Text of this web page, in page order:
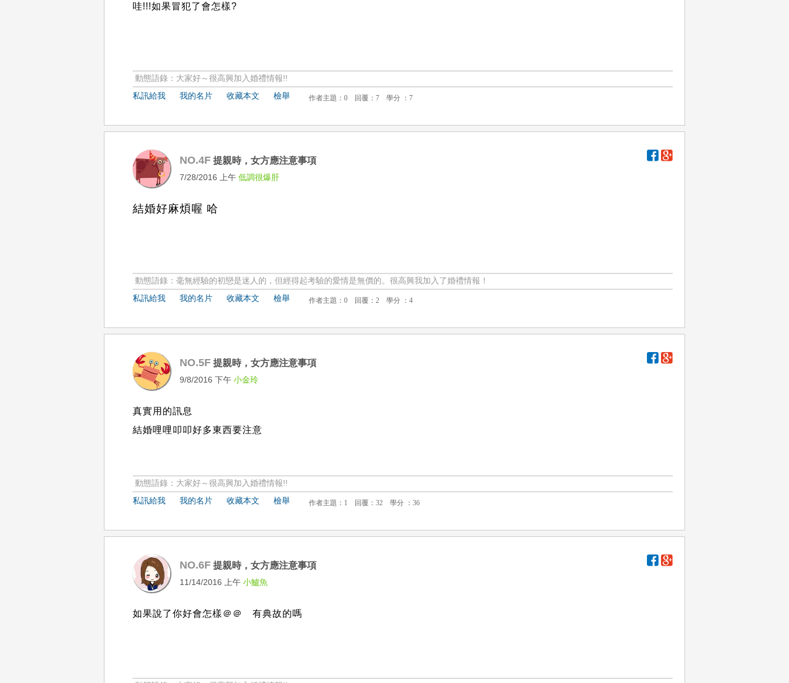
哇!!!如果冒犯了會怎樣?
動態語錄：大家好～很高興加入婚禮情報!!
私訊給我
我的名片 收藏本文 檢舉
NO.4F 提親時，女方應注意事項
7/28/2016 上午低調很爆肝
結婚好麻煩喔 哈
動態語錄：毫無經驗的初戀是迷人的，但經得起考驗的愛情是無價的。很高興我加入了婚禮情報！
私訊給我
我的名片 收藏本文 檢舉
NO.5F 提親時，女方應注意事項
9/8/2016 下午小金玲
真實用的訊息
結婚哩哩叩叩好多東西要注意
動態語錄：大家好～很高興加入婚禮情報!!
私訊給我
我的名片 收藏本文 檢舉
NO.6F 提親時，女方應注意事項
11/14/2016 上午小鱸魚
如果說了你好會怎樣＠＠ 有典故的嗎